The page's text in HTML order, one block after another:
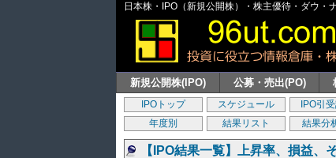
日本株・IPO（新規公開株）・株主優待・ダウ・
新規公開株(IPO) 公募・売出(PO)
IPOトップ スケジュール IPO引
年度別
結果リスト 結果分
【IPO結果一覧】上昇率、損益、